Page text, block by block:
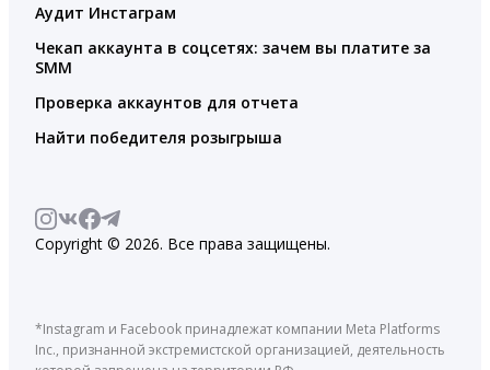
Аудит Инстаграм
Чекап аккаунта в соцсетях: зачем вы платите за
SMM
Проверка аккаунтов для отчета
Найти победителя розыгрыша
Copyright © 2026. Все права защищены.
*Instagram и Facebook принадлежат компании Meta Platforms
Inc., признанной экстремистской организацией, деятельность